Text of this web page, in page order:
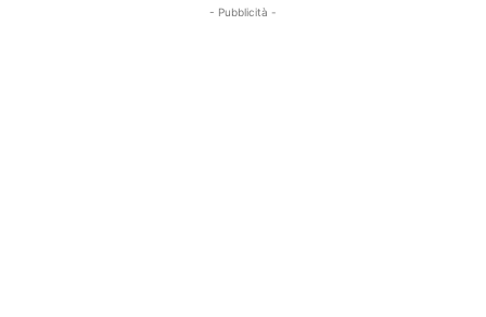
- Pubblicità -